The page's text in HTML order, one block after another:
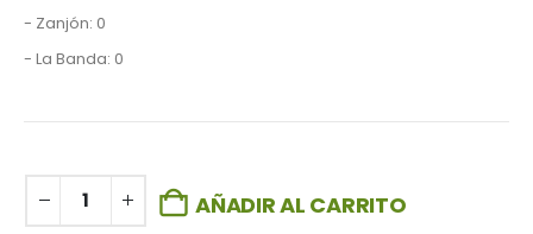
- Zanjón: 0
- La Banda: 0
AÑADIR AL CARRITO